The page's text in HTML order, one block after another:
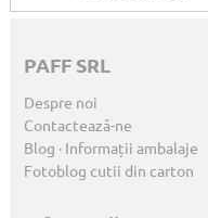
PAFF SRL
Despre noi
Contactează-ne
Blog · Informații ambalaje
Fotoblog cutii din carton